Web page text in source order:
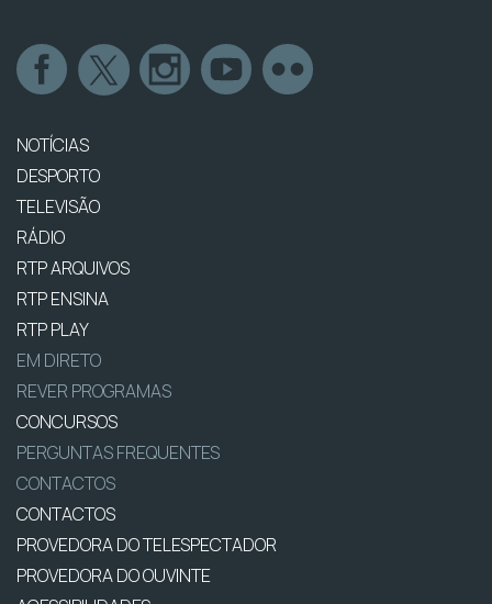
NOTÍCIAS
DESPORTO
TELEVISÃO
RÁDIO
RTP ARQUIVOS
RTP ENSINA
RTP PLAY
EM DIRETO
REVER PROGRAMAS
CONCURSOS
PERGUNTAS FREQUENTES
CONTACTOS
CONTACTOS
PROVEDORA DO TELESPECTADOR
PROVEDORA DO OUVINTE